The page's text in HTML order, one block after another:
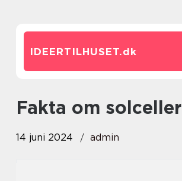
IDEERTILHUSET.dk
fakta om solceller
14 juni 2024 admin